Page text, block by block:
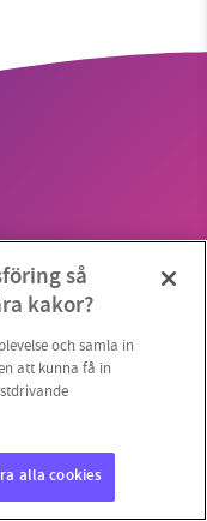
Sedan
en slant till
så
kakor?
och samla in
att kunna få in
alla cookies